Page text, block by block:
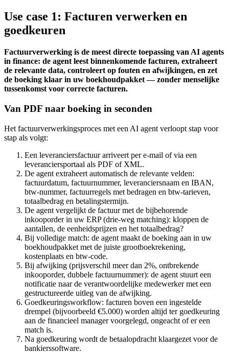
Use case 1: Facturen verwerken en
goedkeuren
Factuurverwerking is de meest directe toepassing van AI agents
in finance: de agent leest binnenkomende facturen, extraheert
de relevante data, controleert op fouten en afwijkingen, en zet
de boeking klaar in uw boekhoudpakket — zonder menselijke
tussenkomst voor correcte facturen.
Van PDF naar boeking in seconden
Het factuurverwerkingsproces met een AI agent verloopt stap voor
stap als volgt:
Een leveranciersfactuur arriveert per e-mail of via een
leveranciersportaal als PDF of XML.
De agent extraheert automatisch de relevante velden:
factuurdatum, factuurnummer, leveranciersnaam en IBAN,
btw-nummer, factuurregels met bedragen en btw-tarieven,
totaalbedrag en betalingstermijn.
De agent vergelijkt de factuur met de bijbehorende
inkooporder in uw ERP (drie-weg matching): kloppen de
aantallen, de eenheidsprijzen en het totaalbedrag?
Bij volledige match: de agent maakt de boeking aan in uw
boekhoudpakket met de juiste grootboekrekening,
kostenplaats en btw-code.
Bij afwijking (prijsverschil meer dan 2%, ontbrekende
inkooporder, dubbele factuurnummer): de agent stuurt een
notificatie naar de verantwoordelijke medewerker met een
gestructureerde uitleg van de afwijking.
Goedkeuringsworkflow: facturen boven een ingestelde
drempel (bijvoorbeeld €5.000) worden altijd ter goedkeuring
aan de financieel manager voorgelegd, ongeacht of er een
match is.
Na goedkeuring wordt de betaalopdracht klaargezet voor de
bankierssoftware.